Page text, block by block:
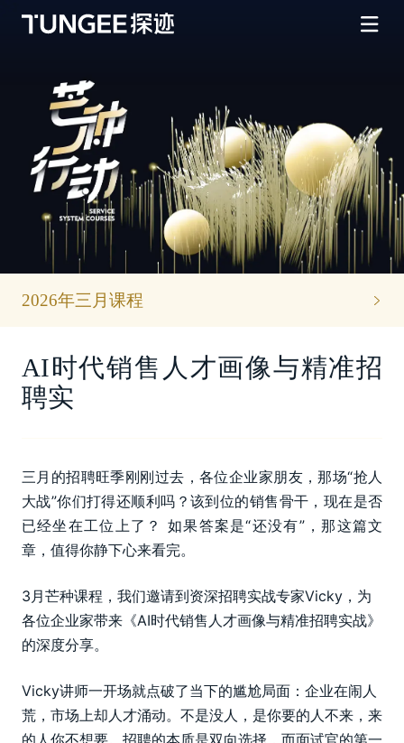
2026年三月课程
AI时代销售人才画像与精准招
聘实
三月的招聘旺季刚刚过去，各位企业家朋友，那场“抢人
大战”你们打得还顺利吗？该到位的销售骨干，现在是否
已经坐在工位上了？ 如果答案是“还没有”，那这篇文
章，值得你静下心来看完。
3月芒种课程，我们邀请到资深招聘实战专家Vicky，为
各位企业家带来《AI时代销售人才画像与精准招聘实战》
的深度分享。
Vicky讲师一开场就点破了当下的尴尬局面：企业在闹人
荒，市场上却人才涌动。不是没人，是你要的人不来，来
的人你不想要。招聘的本质是双向选择，而面试官的第一